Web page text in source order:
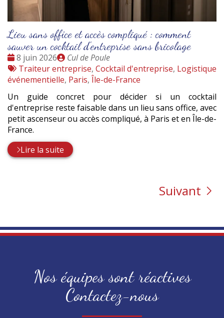
Lieu sans office et accès compliqué : comment
sauver un cocktail d'entreprise sans bricolage
Date
:
8 juin 2026
Publié
par
Cul de Poule
Tags
:
Traiteur entreprise, Cocktail d'entreprise, Logistique
événementielle, Paris, Île-de-France
Un guide concret pour décider si un cocktail
d'entreprise reste faisable dans un lieu sans office, avec
petit ascenseur ou accès compliqué, à Paris et en Île-de-
France.
Lire la suite
Suivant
Nos équipes sont réactives
Contactez-nous